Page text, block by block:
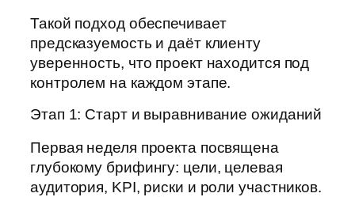
Такой подход обеспечивает
предсказуемость и даёт клиенту
уверенность, что проект находится под
контролем на каждом этапе.
Этап 1: Старт и выравнивание ожиданий
Первая неделя проекта посвящена
глубокому брифингу: цели, целевая
аудитория, KPI, риски и роли участников.